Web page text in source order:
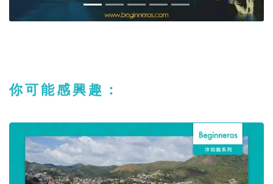
你可能感興趣：